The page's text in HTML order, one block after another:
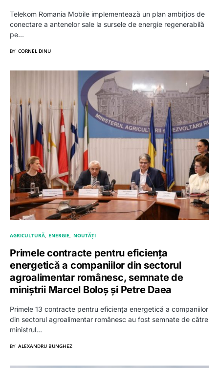
Telekom Romania Mobile implementează un plan ambițios de
conectare a antenelor sale la sursele de energie regenerabilă
pe…
BY CORNEL DINU
AGRICULTURĂ ENERGIE NOUTĂȚI
Primele contracte pentru eficiența
energetică a companiilor din sectorul
agroalimentar românesc, semnate de
miniștrii Marcel Boloș și Petre Daea
Primele 13 contracte pentru eficiența energetică a companiilor
din sectorul agroalimentar românesc au fost semnate de către
ministrul…
BY ALEXANDRU BUNGHEZ